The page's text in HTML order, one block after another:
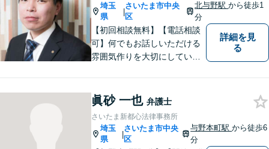
埼玉
県
|
さいたま市中央
区
北与野駅から徒歩1
分
【初回相談無料】【電話相談
可】何でもお話しいただける
雰囲気作りを大切にしていま
をお聞きになってからの判断
で構いませんので、トラブル
でお困りの方は一人で悩ま
ず、一度お気軽にご相談下さ
詳細を見
る
眞砂 一也 弁護士
さいたま新都心法律事務所
埼玉
県
|
さいたま市中央
区
与野本町駅から徒歩6
分